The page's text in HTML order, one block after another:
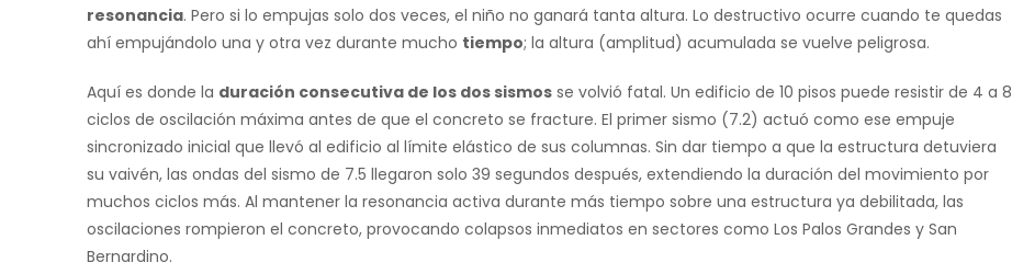
resonancia. Pero si lo empujas solo dos veces, el niño no ganará tanta altura. Lo destructivo ocurre cuando te quedas
ahí empujándolo una y otra vez durante mucho tiempo; la altura (amplitud) acumulada se vuelve peligrosa.
Aquí es donde la duración consecutiva de los dos sismos se volvió fatal. Un edificio de 10 pisos puede resistir de 4 a 8
ciclos de oscilación máxima antes de que el concreto se fracture. El primer sismo (7.2) actuó como ese empuje
sincronizado inicial que llevó al edificio al límite elástico de sus columnas. Sin dar tiempo a que la estructura detuviera
su vaivén, las ondas del sismo de 7.5 llegaron solo 39 segundos después, extendiendo la duración del movimiento por
muchos ciclos más. Al mantener la resonancia activa durante más tiempo sobre una estructura ya debilitada, las
oscilaciones rompieron el concreto, provocando colapsos inmediatos en sectores como Los Palos Grandes y San
Bernardino.